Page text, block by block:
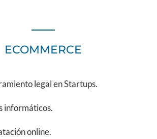
ECOMMERCE
legal en Startups.
informáticos.
online.